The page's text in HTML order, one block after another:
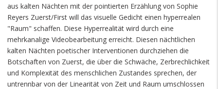
aus kalten Nächten mit der pointierten Erzählung von Sophie
Reyers Zuerst/First will das visuelle Gedicht einen hyperrealen
"Raum" schaffen. Diese Hyperrealität wird durch eine
mehrkanalige Videobearbeitung erreicht. Diesen nächtlichen
kalten Nächten poetischer Interventionen durchziehen die
Botschaften von Zuerst, die über die Schwäche, Zerbrechlichkeit
und Komplexität des menschlichen Zustandes sprechen, der
untrennbar von der Linearität von Zeit und Raum umschlossen